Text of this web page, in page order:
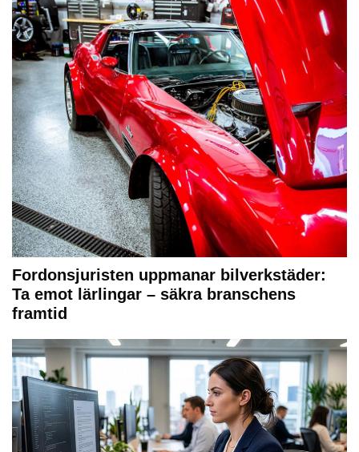
Fordonsjuristen uppmanar bilverkstäder:
Ta emot lärlingar – säkra branschens
framtid